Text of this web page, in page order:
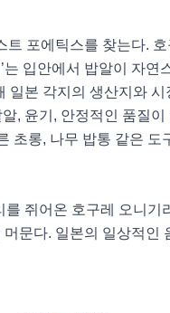
포에틱스를 찾는다.
입안에서 밥알이 자
본 각지의 생산지와
, 윤기, 안정적인 품질
초롱, 나무 밥통 같은
쥐어온 호구레 오니
문다. 일본의 일상적인